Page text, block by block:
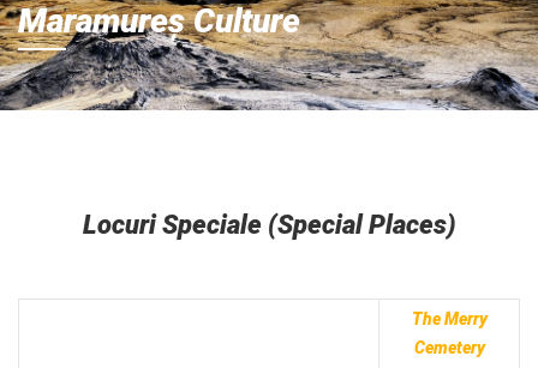
Maramureș Culture
Locuri Speciale (Special Places)
The Merry
Cemetery